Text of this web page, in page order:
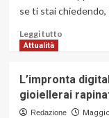
non
se ti stai chiedendo,
Leggi tuttoLeggi
Crema
antirughe:
una
Attualità
L’impronta
gioiellerai
Redazione